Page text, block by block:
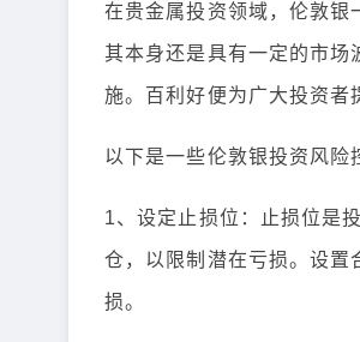
在贵金属投资领域，伦敦银
其本身还是具有一定的市场
施。百利好便为广大投资者
以下是一些伦敦银投资风险
1、设定止损位：止损位是
仓，以限制潜在亏损。设置
损。